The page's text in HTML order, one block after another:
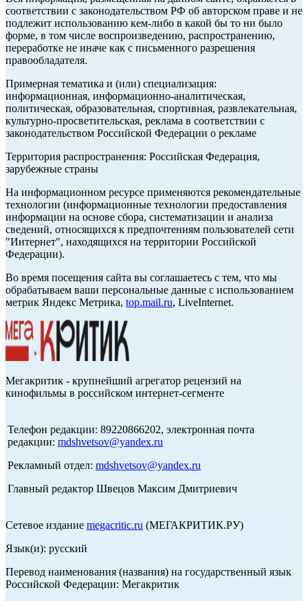
соответствии с законодательством РФ об авторском праве и не
подлежит использованию кем-либо в какой бы то ни было
форме, в том числе воспроизведению, распространению,
переработке не иначе как с письменного разрешения
правообладателя.
Примерная тематика и (или) специализация:
информационная, информационно-аналитическая,
политическая, образовательная, спортивная, развлекательная,
культурно-просветительская, реклама в соответствии с
законодательством Российской Федерации о рекламе
Территория распространения: Российская Федерация,
зарубежные страны
На информационном ресурсе применяются рекомендательные
технологии (информационные технологии предоставления
информации на основе сбора, систематизации и анализа
сведений, относящихся к предпочтениям пользователей сети
"Интернет", находящихся на территории Российской
Федерации).
Во время посещения сайта вы соглашаетесь с тем, что мы
обрабатываем ваши персональные данные с использованием
метрик Яндекс Метрика, top.mail.ru, LiveInternet.
Мегакритик - крупнейший агрегатор рецензий на
кинофильмы в российском интернет-сегменте
Телефон редакции: 89220866202, электронная почта
редакции: mdshvetsov@yandex.ru
Рекламный отдел: mdshvetsov@yandex.ru
Главный редактор Швецов Максим Дмитриевич
Сетевое издание megacritic.ru (МЕГАКРИТИК.РУ)
Язык(и): русский
Перевод наименования (названия) на государственный язык
Российской Федерации: Мегакритик